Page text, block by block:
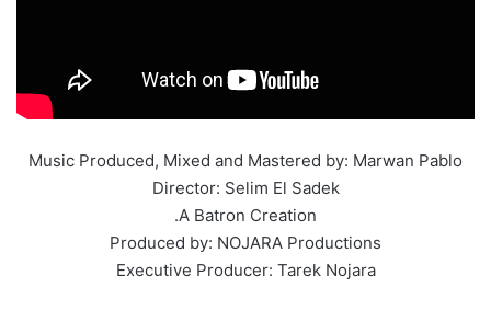
Music Produced, Mixed and Mastered by: Marwan Pablo
Director: Selim El Sadek
A Batron Creation.
Produced by: NOJARA Productions
Executive Producer: Tarek Nojara